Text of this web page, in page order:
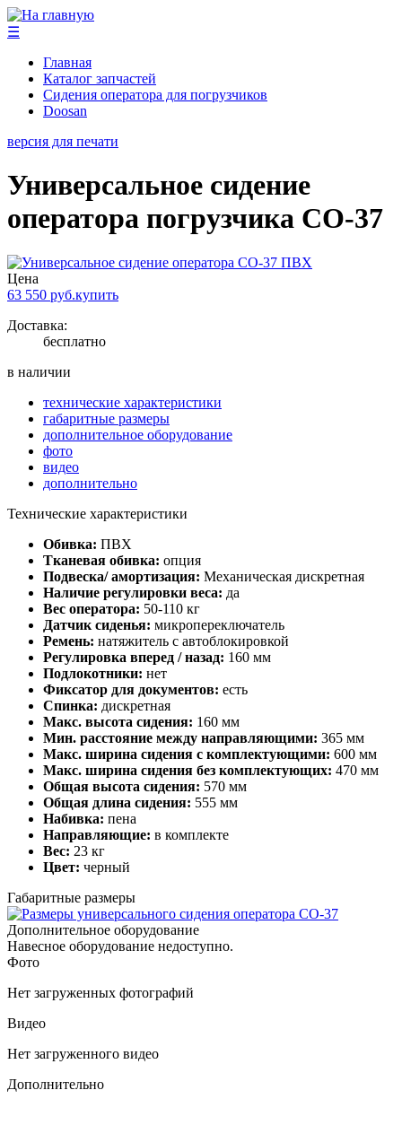
☰
Главная
Каталог запчастей
Сидения оператора для погрузчиков
Doosan
версия для печати
Универсальное сидение
оператора погрузчика CO-37
Цена
63 550 руб.купить
Доставка:
бесплатно
в наличии
технические характеристики
габаритные размеры
дополнительное оборудование
фото
видео
дополнительно
Технические характеристики
Обивка: ПВХ
Тканевая обивка: опция
Подвеска/ амортизация: Механическая дискретная
Наличие регулировки веса: да
Вес оператора: 50-110 кг
Датчик сиденья: микропереключатель
Ремень: натяжитель с автоблокировкой
Регулировка вперед / назад: 160 мм
Подлокотники: нет
Фиксатор для документов: есть
Спинка: дискретная
Макс. высота сидения: 160 мм
Мин. расстояние между направляющими: 365 мм
Макс. ширина сидения с комплектующими: 600 мм
Макс. ширина сидения без комплектующих: 470 мм
Общая высота сидения: 570 мм
Общая длина сидения: 555 мм
Набивка: пена
Направляющие: в комплекте
Вес: 23 кг
Цвет: черный
Габаритные размеры
Дополнительное оборудование
Навесное оборудование недоступно.
Фото
Нет загруженных фотографий
Видео
Нет загруженного видео
Дополнительно